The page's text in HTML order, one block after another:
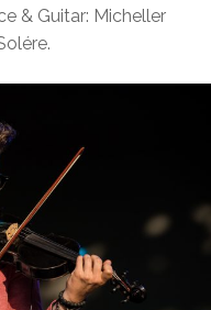
& Guitar: Micheller